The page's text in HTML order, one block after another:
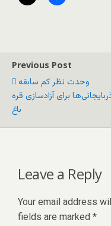
Previous Post
وحدت نظر کم سابقه
برای آزادسازی قره
باغ
Leave a Reply
Your email address
fields are marked *